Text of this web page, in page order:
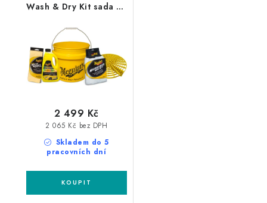
Wash & Dry Kit sada na
Skladem do 5
pracovních dní
2 065 Kč bez DPH
2 499 Kč